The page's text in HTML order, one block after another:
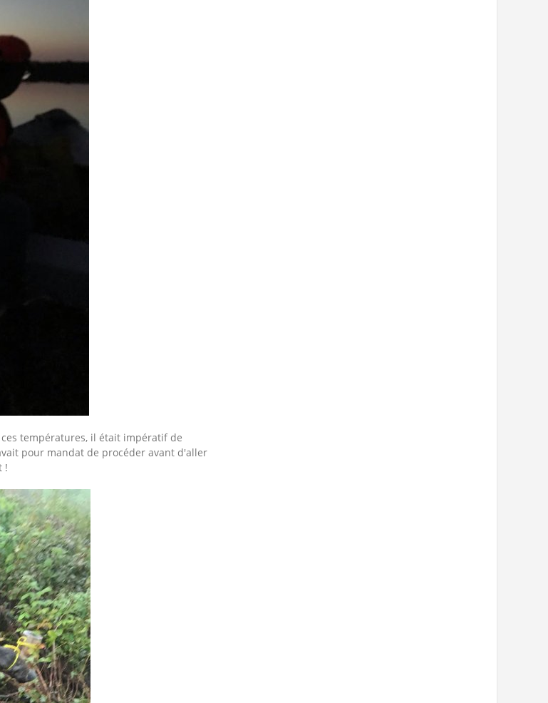
températures, il était impératif de
pour mandat de procéder avant d'aller
!